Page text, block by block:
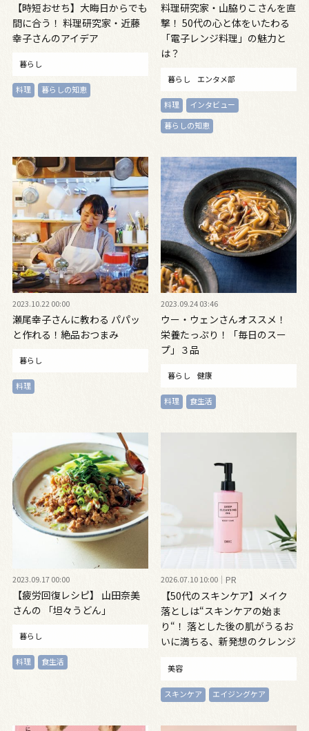
【時短おせち】大晦日からでも
間に合う！ 料理研究家・近藤
幸子さんのアイデア
暮らし
料理 暮らしの知恵
料理研究家・山脇りこさんを直
撃！ 50代の心と体をいたわる
「電子レンジ料理」の魅力と
は？
暮らし エンタメ部
料理
インタビュー
暮らしの知恵
2023.10.22 00:00
瀬尾幸子さんに教わる パパッ
と作れる！絶品おつまみ
暮らし
料理
2023.09.24 03:46
ウー・ウェンさんオススメ！
栄養たっぷり！「毎日のスー
プ」３品
暮らし 健康
料理 食生活
2023.09.17 00:00
【疲労回復レシピ】 山田奈美
さんの 「坦々うどん」
暮らし
料理 食生活
2026.07.10 10:00 PR
【50代のスキンケア】メイク
落としは“スキンケアの始ま
り“！ 落とした後の肌がうるお
いに満ちる、新発想のクレンジ
美容
スキンケア エイジングケア